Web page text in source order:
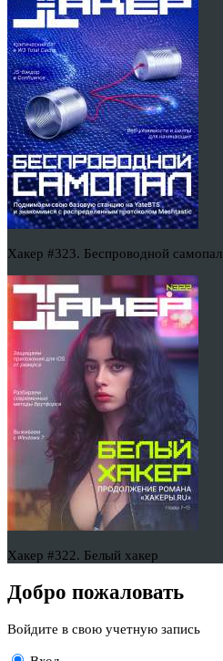
Хакер #323. Беспроводной самопал
Хакер #322. Белый хакер
Добро пожаловать
Войдите в свою учетную запись